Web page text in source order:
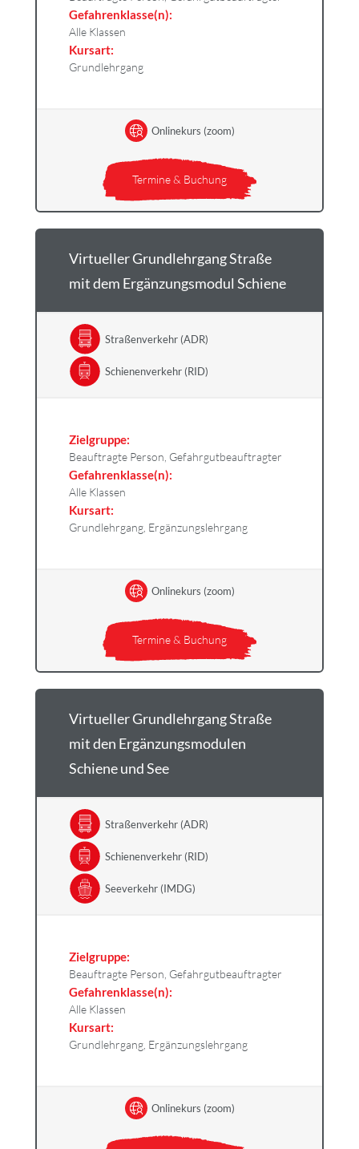
Gefahrenklasse(n):
Alle Klassen
Kursart:
Grundlehrgang
Termine & Buchung
Onlinekurs (zoom)
Virtueller Grundlehrgang Straße
mit dem Ergänzungsmodul Schiene
Straßenverkehr (ADR)
Schienenverkehr (RID)
Zielgruppe:
Beauftragte Person, Gefahrgutbeauftragter
Gefahrenklasse(n):
Alle Klassen
Kursart:
Grundlehrgang, Ergänzungslehrgang
Termine & Buchung
Onlinekurs (zoom)
Virtueller Grundlehrgang Straße
mit den Ergänzungsmodulen
Schiene und See
Straßenverkehr (ADR)
Schienenverkehr (RID)
Seeverkehr (IMDG)
Zielgruppe:
Beauftragte Person, Gefahrgutbeauftragter
Gefahrenklasse(n):
Alle Klassen
Kursart:
Grundlehrgang, Ergänzungslehrgang
Onlinekurs (zoom)